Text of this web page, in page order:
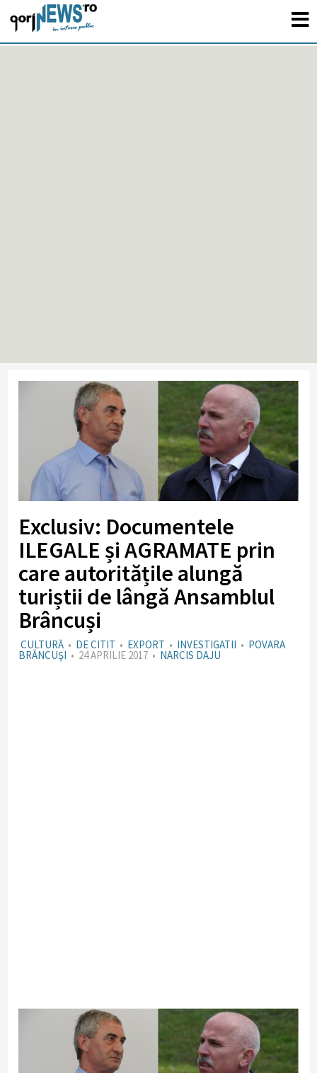
Exclusiv: Documentele
ILEGALE și AGRAMATE prin
care autoritățile alungă
turiștii de lângă Ansamblul
Brâncuși
CULTURĂ • DE CITIT • EXPORT • INVESTIGATII • POVARA
BRÂNCUŞI • 24 APRILIE 2017 • NARCIS DAJU